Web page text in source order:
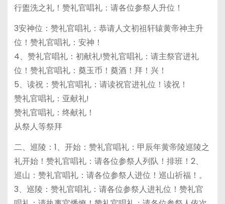
行盥洗之礼！赞礼官唱礼：请各位参祭人升位！
3安神位：赞礼官唱礼：恭请人文初祖轩辕黄帝神主升
位！赞礼官唱礼：安神！
4、赞礼官唱礼：初献礼!赞礼官唱礼：请主祭官进礼
位！赞礼官唱礼：奠玉币！奠酒！拜！兴！
5、读祝：赞礼官唱礼：请读祝官进礼位！读祝！
赞礼官唱礼：亚献礼!
赞礼官唱礼：终献礼！
从祭人等祭拜
二、巡陵：1、开始：赞礼官唱礼：甲辰年黄帝陵巡陵之
礼开始！赞礼官唱礼：请各位参祭人列队！排班！2、
巡山：赞礼官唱礼：请各位参祭人进位！巡山祈福！。
3、巡陵：赞礼官唱礼：请各位参祭人进礼位！赞礼官